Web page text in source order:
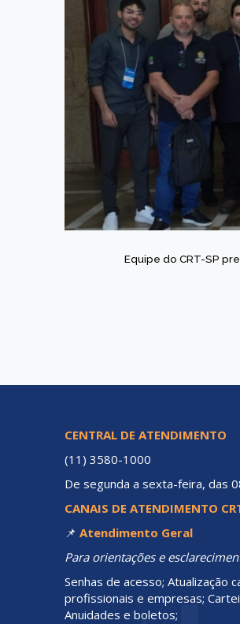
Equipe do CRT-SP
CENTRAL DE ATENDIMENTO
(11) 3580-1000
De segunda a sexta-feira, das
CANAIS DE ATENDIMENTO
📌 Atendimento Geral
Para orientações e
Senhas de acesso; Atualização
profissionais e empresas;
Anuidades e boletos;